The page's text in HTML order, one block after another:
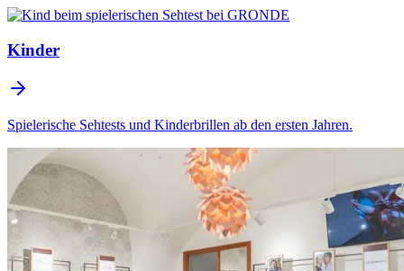
Kinder
Spielerische Sehtests und Kinderbrillen ab den ersten Jahren.